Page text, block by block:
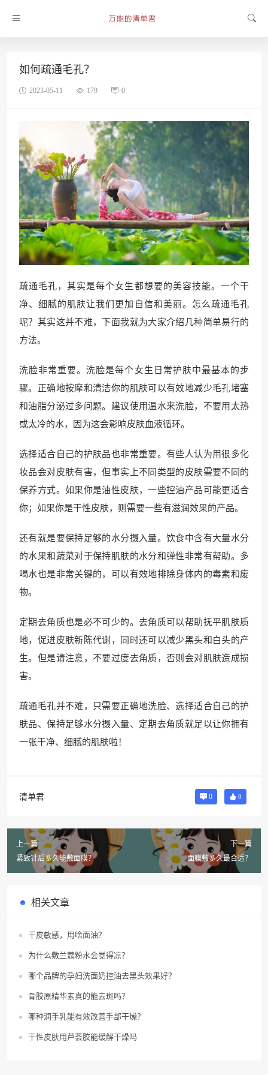
如何疏通毛孔？
2023-05-11 179 0
疏通毛孔，其实是每个女生都想要的美容技能。一个干
净、细腻的肌肤让我们更加自信和美丽。怎么疏通毛孔
呢？其实这并不难，下面我就为大家介绍几种简单易行的
方法。
洗脸非常重要。洗脸是每个女生日常护肤中最基本的步
骤。正确地按摩和清洁你的肌肤可以有效地减少毛孔堵塞
和油脂分泌过多问题。建议使用温水来洗脸，不要用太热
或太冷的水，因为这会影响皮肤血液循环。
选择适合自己的护肤品也非常重要。有些人认为用很多化
妆品会对皮肤有害，但事实上不同类型的皮肤需要不同的
保养方式。如果你是油性皮肤，一些控油产品可能更适合
你；如果你是干性皮肤，则需要一些有滋润效果的产品。
还有就是要保持足够的水分摄入量。饮食中含有大量水分
的水果和蔬菜对于保持肌肤的水分和弹性非常有帮助。多
喝水也是非常关键的，可以有效地排除身体内的毒素和废
物。
定期去角质也是必不可少的。去角质可以帮助抚平肌肤质
地，促进皮肤新陈代谢，同时还可以减少黑头和白头的产
生。但是请注意，不要过度去角质，否则会对肌肤造成损
害。
疏通毛孔并不难，只需要正确地洗脸、选择适合自己的护
肤品、保持足够水分摄入量、定期去角质就足以让你拥有
一张干净、细腻的肌肤啦！
清单君 0 0
上一篇
紧致针后多久能敷面膜？
下一篇
面膜敷多久最合适？
相关文章
干皮敏感，用啥面油？
为什么敷兰蔻粉水会觉得凉？
哪个品牌的孕妇洗面奶控油去黑头效果好？
骨胶原精华素真的能去斑吗？
哪种润手乳能有效改善手部干燥？
干性皮肤用芦荟胶能缓解干燥吗